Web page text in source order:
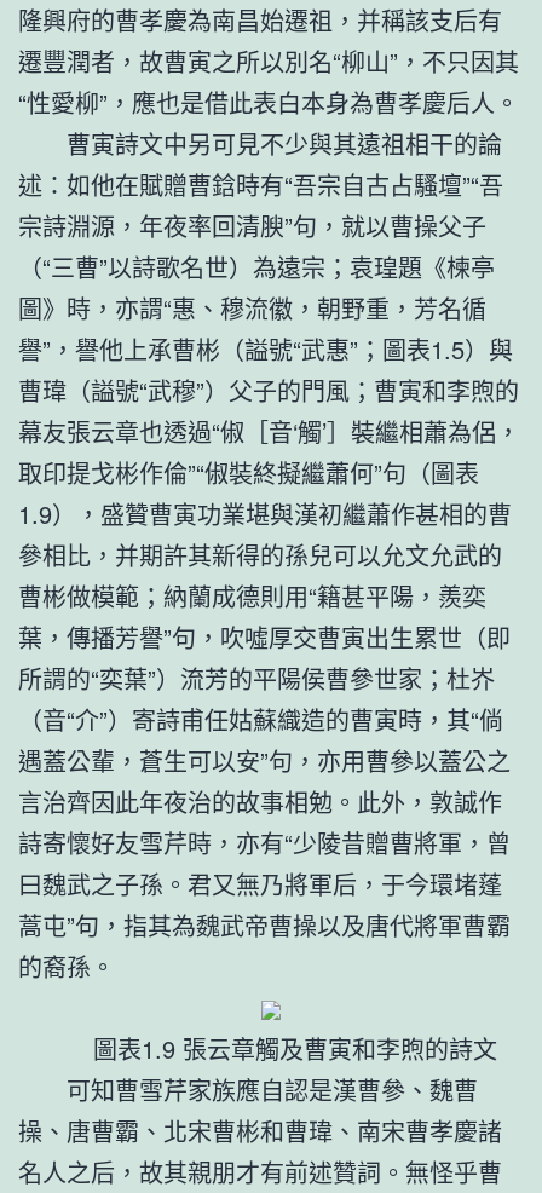
隆興府的曹孝慶為南昌始遷祖，并稱該支后有
遷豐潤者，故曹寅之所以別名“柳山”，不只因其
“性愛柳”，應也是借此表白本身為曹孝慶后人。
曹寅詩文中另可見不少與其遠祖相干的論
述：如他在賦贈曹鋡時有“吾宗自古占騷壇”“吾
宗詩淵源，年夜率回清腴”句，就以曹操父子
（“三曹”以詩歌名世）為遠宗；袁瑝題《楝亭
圖》時，亦謂“惠、穆流徽，朝野重，芳名循
譽”，譽他上承曹彬（謚號“武惠”；圖表1.5）與
曹瑋（謚號“武穆”）父子的門風；曹寅和李煦的
幕友張云章也透過“俶［音‘觸’］裝繼相蕭為侶，
取印提戈彬作倫”“俶裝終擬繼蕭何”句（圖表
1.9），盛贊曹寅功業堪與漢初繼蕭作甚相的曹
參相比，并期許其新得的孫兒可以允文允武的
曹彬做模範；納蘭成德則用“籍甚平陽，羨奕
葉，傳播芳譽”句，吹噓厚交曹寅出生累世（即
所謂的“奕葉”）流芳的平陽侯曹參世家；杜岕
（音“介”）寄詩甫任姑蘇織造的曹寅時，其“倘
遇蓋公輩，蒼生可以安”句，亦用曹參以蓋公之
言治齊因此年夜治的故事相勉。此外，敦誠作
詩寄懷好友雪芹時，亦有“少陵昔贈曹將軍，曾
曰魏武之子孫。君又無乃將軍后，于今環堵蓬
蒿屯”句，指其為魏武帝曹操以及唐代將軍曹霸
的裔孫。
圖表1.9 張云章觸及曹寅和李煦的詩文
可知曹雪芹家族應自認是漢曹參、魏曹
操、唐曹霸、北宋曹彬和曹瑋、南宋曹孝慶諸
名人之后，故其親朋才有前述贊詞。無怪乎曹